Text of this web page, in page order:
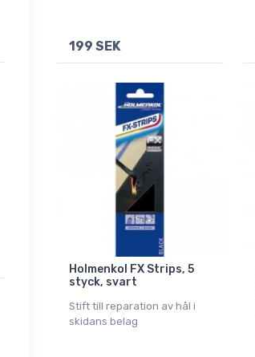
199 SEK
Holmenkol FX Strips, 5
styck, svart
Stift till reparation av hål i
skidans belag